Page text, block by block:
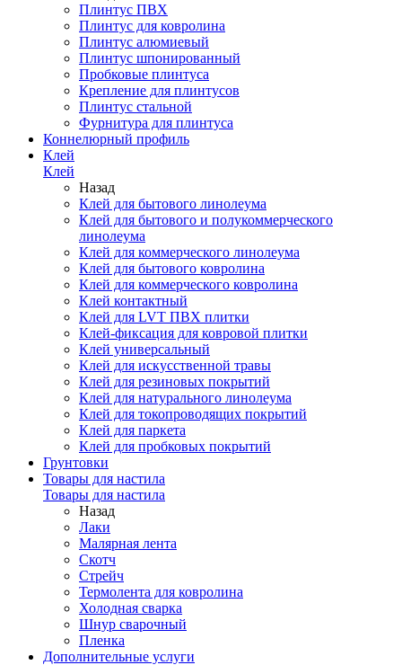
Плинтус ПВХ
Плинтус для ковролина
Плинтус алюмиевый
Плинтус шпонированный
Пробковые плинтуса
Крепление для плинтусов
Плинтус стальной
Фурнитура для плинтуса
Коннелюрный профиль
Клей
Клей
Назад
Клей для бытового линолеума
Клей для бытового и полукоммерческого
линолеума
Клей для коммерческого линолеума
Клей для бытового ковролина
Клей для коммерческого ковролина
Клей контактный
Клей для LVT ПВХ плитки
Клей-фиксация для ковровой плитки
Клей универсальный
Клей для искусственной травы
Клей для резиновых покрытий
Клей для натурального линолеума
Клей для токопроводящих покрытий
Клей для паркета
Клей для пробковых покрытий
Грунтовки
Товары для настила
Товары для настила
Назад
Лаки
Малярная лента
Скотч
Стрейч
Термолента для ковролина
Холодная сварка
Шнур сварочный
Пленка
Дополнительные услуги